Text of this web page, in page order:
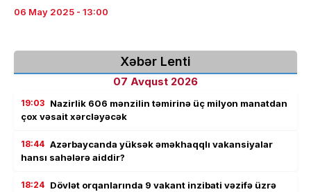
06 May 2025 - 13:00
Xəbər Lenti
07 Avqust 2026
19:03 Nazirlik 606 mənzilin təmirinə üç milyon manatdan
çox vəsait xərcləyəcək
18:44 Azərbaycanda yüksək əməkhaqqlı vakansiyalar
hansı sahələrə aiddir?
18:24 Dövlət orqanlarında 9 vakant inzibati vəzifə üzrə